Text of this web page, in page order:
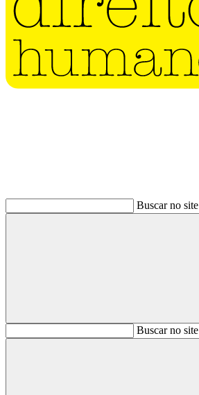
Buscar no site
BuscarBuscar no site